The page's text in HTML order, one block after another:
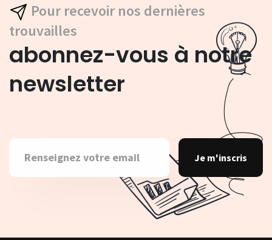
Pour recevoir nos dernières
trouvailles
abonnez-vous à notre
newsletter
Je m'inscris